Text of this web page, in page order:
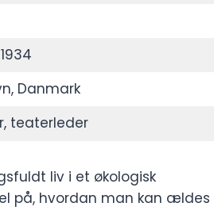
Danmark
teaterleder
liv i et økologisk
på, hvordan man kan ældes